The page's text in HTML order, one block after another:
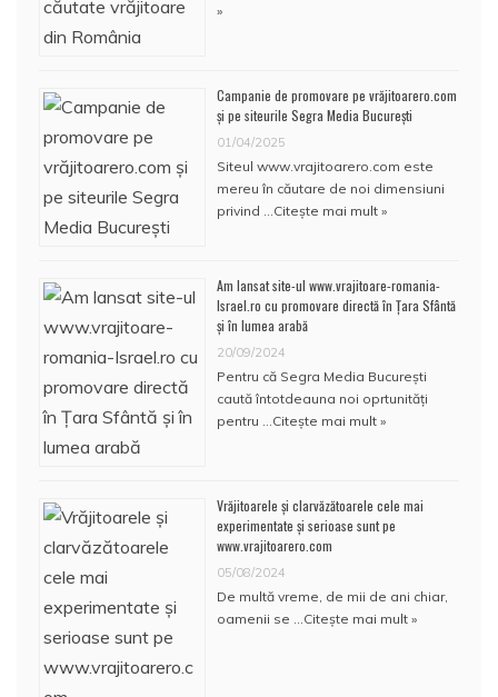
»
Campanie de promovare pe vrăjitoarero.com
și pe siteurile Segra Media București
01/04/2025
Siteul www.vrajitoarero.com este
mereu în căutare de noi dimensiuni
privind … Citește mai mult »
Am lansat site-ul www.vrajitoare-romania-
Israel.ro cu promovare directă în Țara Sfântă
și în lumea arabă
20/09/2024
Pentru că Segra Media București
caută întotdeauna noi oprtunități
pentru … Citește mai mult »
Vrăjitoarele și clarvăzătoarele cele mai
experimentate și serioase sunt pe
www.vrajitoarero.com
05/08/2024
De multă vreme, de mii de ani chiar,
oamenii se … Citește mai mult »